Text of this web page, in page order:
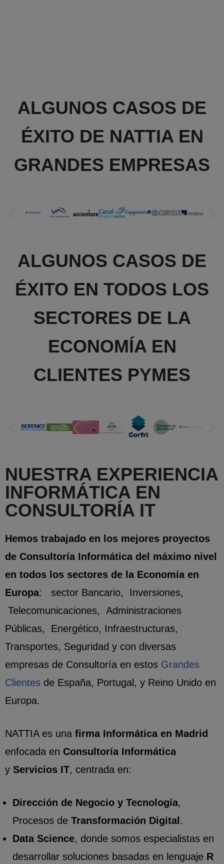
ALGUNOS CASOS DE
ÉXITO DE NATTIA EN
GRANDES EMPRESAS
ALGUNOS CASOS DE
ÉXITO EN TODOS LOS
SECTORES DE LA
ECONOMÍA EN
CLIENTES PYMES
NUESTRA EXPERIENCIA
INFORMÁTICA EN
CONSULTORÍA IT
Hemos trabajado en los mejores proyectos
de Consultoría Informática del máximo nivel
en todos los sectores de la Economía en
Europa: sector Bancario, Inversiones,
Telecomunicaciones, Administraciones
Públicas, Energético, Infraestructuras,
Transportes, Seguridad y con diversas
empresas de Consultoría en estos Grandes
Clientes de España, Portugal, y Reino Unido en
Europa.
NATTIA es una firma Informática en Madrid
enfocada en Consultoría Informática
y Servicios IT, centrada en:
Dirección de Negocio y Tecnología,
Procesos de Transformación Digital.
Data Science, donde somos especialistas en
desarrollar soluciones basadas en lenguaje R